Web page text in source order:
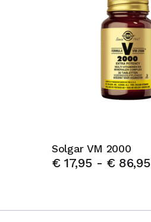
Solgar VM 2000
€17,95 - €86,95